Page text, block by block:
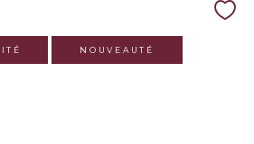
NOUVEAUTÉ